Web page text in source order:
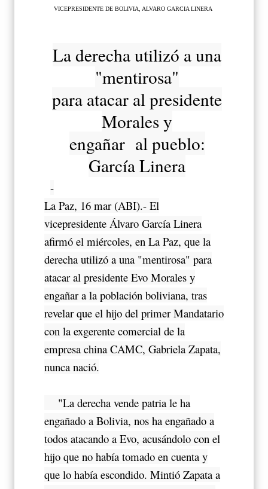
VICEPRESIDENTE DE BOLIVIA, ALVARO GARCIA LINERA
La derecha utilizó a una
"mentirosa"
para atacar al presidente
Morales y
engañar al pueblo:
García Linera
-
La Paz, 16 mar (ABI).- El
vicepresidente Álvaro García Linera
afirmó el miércoles, en La Paz, que la
derecha utilizó a una "mentirosa" para
atacar al presidente Evo Morales y
engañar a la población boliviana, tras
revelar que el hijo del primer Mandatario
con la exgerente comercial de la
empresa china CAMC, Gabriela Zapata,
nunca nació.
"La derecha vende patria le ha
engañado a Bolivia, nos ha engañado a
todos atacando a Evo, acusándolo con el
hijo que no había tomado en cuenta y
que lo había escondido. Mintió Zapata a